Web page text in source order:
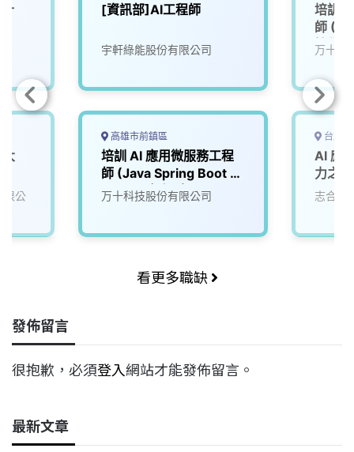
限公
[資訊部]AI工程師
宇軒綠能股份有限公司
高雄市前鎮區
培訓 AI 應用微服務工程
師 (Java Spring Boot +
AI API / 無經驗可)
万十科技股份有限公司
培訓
師
協作 /
万十科
台北
AI 應
力之
志合訊
看更多職缺
發佈留言
很抱歉，必須登入網站才能發佈留言。
最新文章